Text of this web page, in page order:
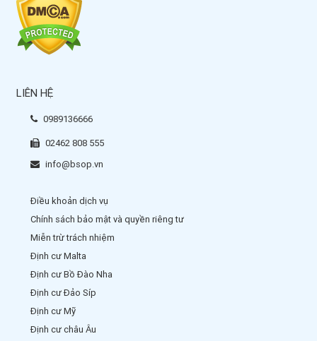
LIÊN HỆ
0989136666
02462 808 555
info@bsop.vn
Điều khoản dịch vụ
Chính sách bảo mật và quyền riêng tư
Miễn trừ trách nhiệm
Định cư Malta
Định cư Bồ Đào Nha
Định cư Đảo Síp
Định cư Mỹ
Định cư châu Âu